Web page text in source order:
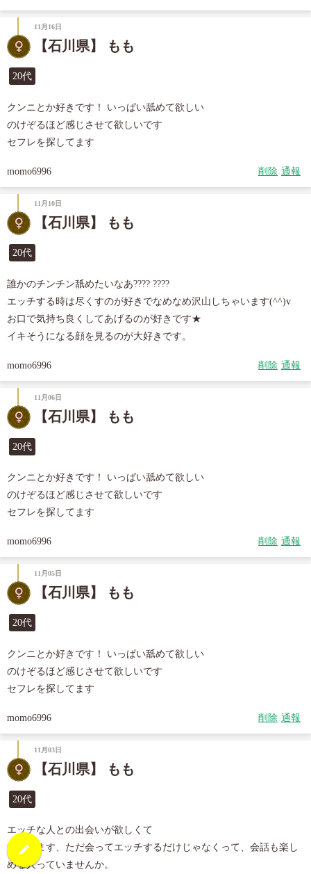
11月16日
【石川県】 もも
20代
クンニとか好きです！ いっぱい舐めて欲しい
のけぞるほど感じさせて欲しいです
セフレを探してます
momo6996 削除 通報
11月10日
【石川県】 もも
20代
誰かのチンチン舐めたいなあ???? ????
エッチする時は尽くすのが好きでなめなめ沢山しちゃいます(^^)v
お口で気持ち良くしてあげるのが好きです★
momo6996 削除 通報
11月06日
【石川県】 もも
20代
クンニとか好きです！ いっぱい舐めて欲しい
のけぞるほど感じさせて欲しいです
セフレを探してます
momo6996 削除 通報
11月05日
【石川県】 もも
20代
クンニとか好きです！ いっぱい舐めて欲しい
のけぞるほど感じさせて欲しいです
セフレを探してます
momo6996 削除 通報
11月03日
【石川県】 もも
20代
エッチな人との出会いが欲しくて
探してます、ただ会ってエッチするだけじゃなくって、会話も楽し
める人っていませんか。